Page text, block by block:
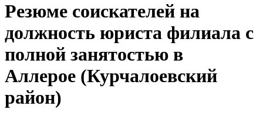
Резюме соискателей на
должность юриста филиала с
полной занятостью в
Аллерое (Курчалоевский
район)